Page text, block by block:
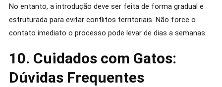
No entanto, a introdução deve ser feita de forma gradual e
estruturada para evitar conflitos territoriais. Não force o
contato imediato o processo pode levar de dias a semanas.
10. Cuidados com Gatos:
Dúvidas Frequentes